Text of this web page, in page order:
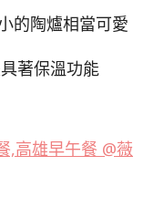
的陶爐相當可愛
著保溫功能